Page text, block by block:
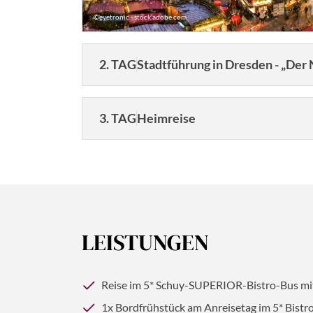
3
©eyetronic - stock.adobe.com
2. TAGStadtführung in Dresden - „Der
© EdNurg - stock.adobe.com
3. TAGHeimreise
LEISTUNGEN
Reise im 5* Schuy-SUPERIOR-Bistro-Bus
1x Bordfrühstück am Anreisetag im 5*